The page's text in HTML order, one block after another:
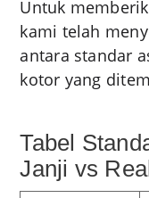
Untuk
kami telah
antara standar
kotor yang
Tabel
Janji vs